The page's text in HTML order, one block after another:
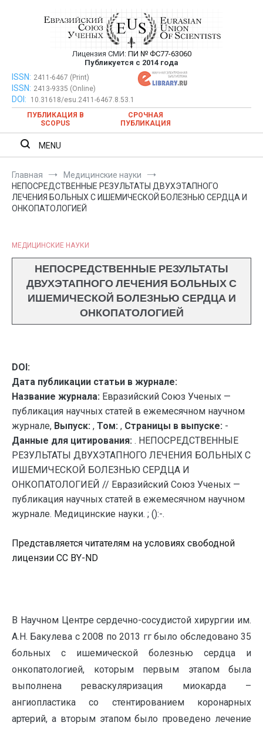
Евразийский Союз Ученых —
публикация научных статей в
ежемесячном научном журнале
Лицензия СМИ: ПИ № ФС77-63060
Публикуется с 2014 года
Евразийский Союз Ученых — публикация научных статей в
ежемесячном научном журнале
ISSN: 2411-6467 (Print)
ISSN: 2413-9335 (Online)
DOI:
10.31618/esu.2411-6467.8.53.1
ПУБЛИКАЦИЯ В
SCOPUS
СРОЧНАЯ
ПУБЛИКАЦИЯ
MENU
Главная
Медицинские науки
НЕПОСРЕДСТВЕННЫЕ РЕЗУЛЬТАТЫ ДВУХЭТАПНОГО
ЛЕЧЕНИЯ БОЛЬНЫХ С ИШЕМИЧЕСКОЙ БОЛЕЗНЬЮ СЕРДЦА И
ОНКОПАТОЛОГИЕЙ
МЕДИЦИНСКИЕ НАУКИ
НЕПОСРЕДСТВЕННЫЕ РЕЗУЛЬТАТЫ
ДВУХЭТАПНОГО ЛЕЧЕНИЯ БОЛЬНЫХ С
ИШЕМИЧЕСКОЙ БОЛЕЗНЬЮ СЕРДЦА И
ОНКОПАТОЛОГИЕЙ
DOI:
Дата публикации статьи в журнале:
Название журнала: Евразийский Союз Ученых —
публикация научных статей в ежемесячном научном
журнале, Выпуск: , Том: , Страницы в выпуске: -
Данные для цитирования: . НЕПОСРЕДСТВЕННЫЕ
РЕЗУЛЬТАТЫ ДВУХЭТАПНОГО ЛЕЧЕНИЯ БОЛЬНЫХ С
ИШЕМИЧЕСКОЙ БОЛЕЗНЬЮ СЕРДЦА И
ОНКОПАТОЛОГИЕЙ // Евразийский Союз Ученых —
публикация научных статей в ежемесячном научном
журнале. Медицинские науки. ; ():-.
Представляется читателям на условиях свободной
лицензии CC BY-ND
В Научном Центре сердечно-сосудистой хирургии им.
А.Н. Бакулева с 2008 по 2013 гг было обследовано 35
больных c ишемической болезнью сердца и
онкопатологией, которым первым этапом была
выполнена реваскуляризация миокарда –
ангиопластика со стентированием коронарных
артерий, а вторым этапом было проведено лечение